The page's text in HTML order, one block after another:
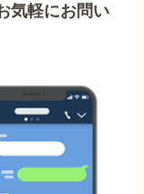
気軽にお問い